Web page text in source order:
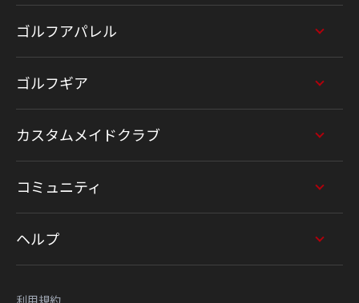
ゴルフアパレル
ゴルフギア
カスタムメイドクラブ
コミュニティ
ヘルプ
利用規約